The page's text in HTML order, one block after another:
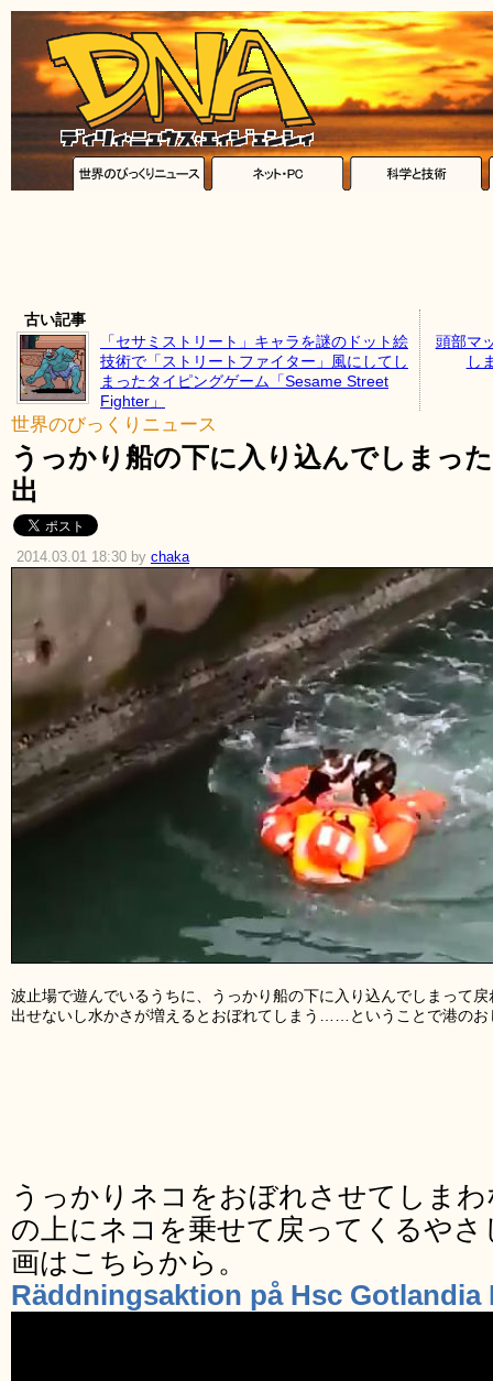
古い記事
「セサミストリート」キャラを謎のドット絵
技術で「ストリートファイター」風にしてし
まったタイピングゲーム「Sesame Street
Fighter」
頭部マ
し
世界のびっくりニュース
うっかり船の下に入り込んでしまっ
出
2014.03.01 18:30 by chaka
波止場で遊んでいるうちに、うっかり船の下に入り込んでしまって
出せないし水かさが増えるとおぼれてしまう……ということで港のお
うっかりネコをおぼれさせてしま
の上にネコを乗せて戻ってくるや
画はこちらから。
Räddningsaktion på Hsc Gotlandia